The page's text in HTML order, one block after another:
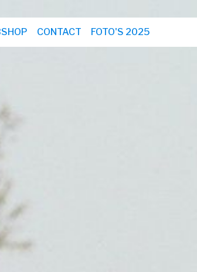
CONTACT FOTO'S 2025